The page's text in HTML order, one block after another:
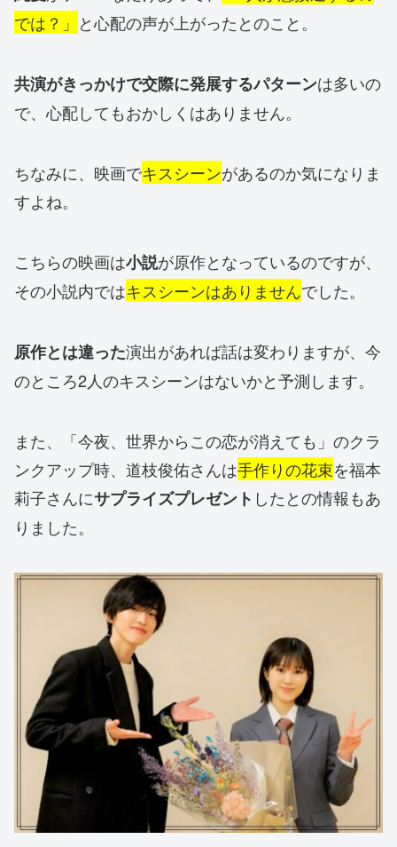
では？」 と心配の声が上がったとのこと。
共演がきっかけで交際に発展するパターンは多いの
で、心配してもおかしくはありません。
ちなみに、映画でキスシーンがあるのか気になりま
すよね。
こちらの映画は小説が原作となっているのですが、
その小説内ではキスシーンはありませんでした。
原作とは違った演出があれば話は変わりますが、今
のところ2人のキスシーンはないかと予測します。
また、「今夜、世界からこの恋が消えても」のクラ
ンクアップ時、道枝俊佑さんは手作りの花束を福本
莉子さんにサプライズプレゼント したとの情報もあ
りました。